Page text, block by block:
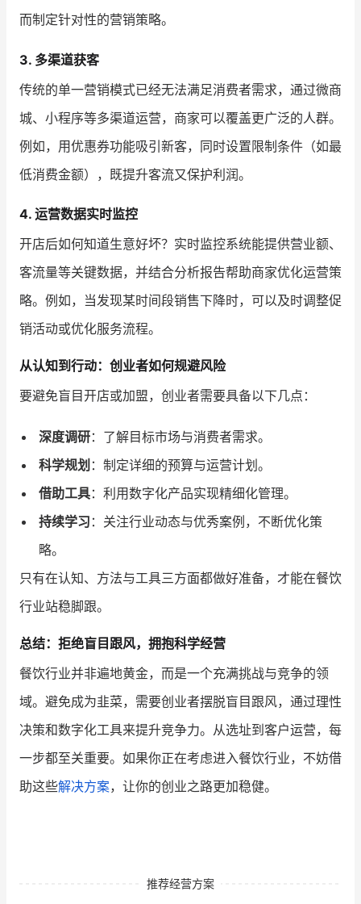
而制定针对性的营销策略。
3. 多渠道获客
传统的单一营销模式已经无法满足消费者需求，通过微商
城、小程序等多渠道运营，商家可以覆盖更广泛的人群。
例如，用优惠券功能吸引新客，同时设置限制条件（如最
低消费金额），既提升客流又保护利润。
4. 运营数据实时监控
开店后如何知道生意好坏？实时监控系统能提供营业额、
客流量等关键数据，并结合分析报告帮助商家优化运营策
略。例如，当发现某时间段销售下降时，可以及时调整促
销活动或优化服务流程。
从认知到行动：创业者如何规避风险
要避免盲目开店或加盟，创业者需要具备以下几点：
深度调研：了解目标市场与消费者需求。
科学规划 ：制定详细的预算与运营计划。
借助工具：利用数字化产品实现精细化管理。
持续学习 ：关注行业动态与优秀案例，不断优化策
略。
只有在认知、方法与工具三方面都做好准备，才能在餐饮
行业站稳脚跟。
总结：拒绝盲目跟风，拥抱科学经营
餐饮行业并非遍地黄金，而是一个充满挑战与竞争的领
域。避免成为韭菜，需要创业者摆脱盲目跟风，通过理性
决策和数字化工具来提升竞争力。从选址到客户运营，每
一步都至关重要。如果你正在考虑进入餐饮行业，不妨借
助这些解决方案，让你的创业之路更加稳健。
推荐经营方案